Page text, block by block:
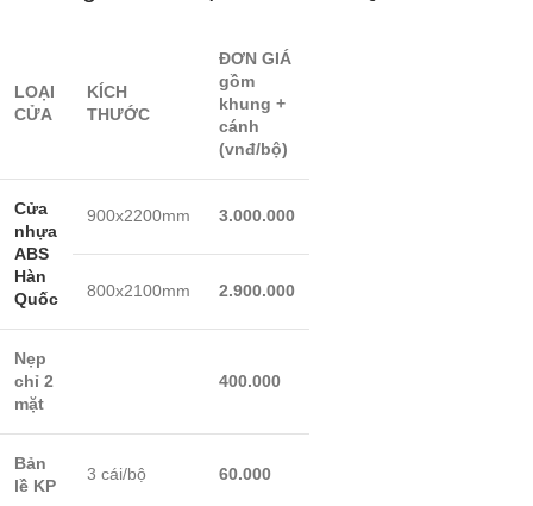
LOẠI
CỬA
KÍCH
THƯỚC
ĐƠN GIÁ
gồm
khung +
cánh
(vnđ/bộ)
Cửa
nhựa
ABS
Hàn
Quốc
900x2200mm 3.000.000
800x2100mm 2.900.000
Nẹp
chỉ 2
mặt
400.000
Bản
lề KP
3 cái/bộ 60.000